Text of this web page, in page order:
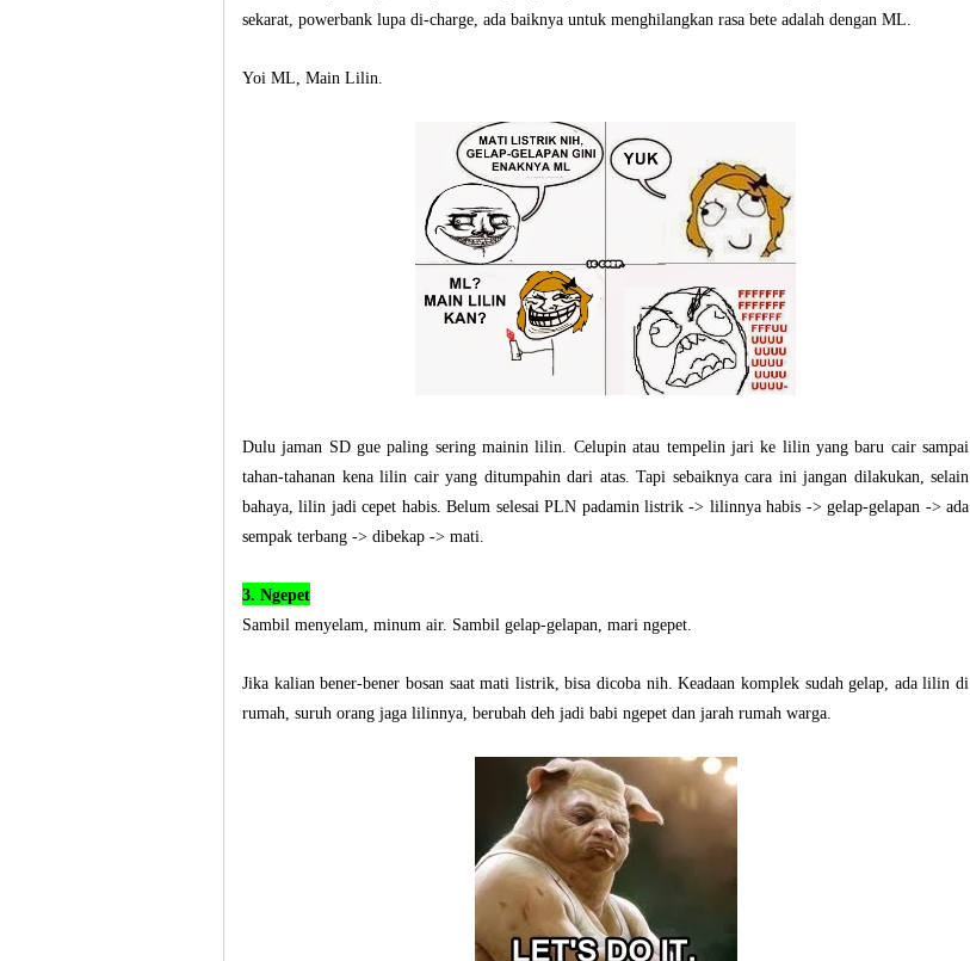
sekarat, powerbank lupa di-charge, ada baiknya untuk menghilangkan rasa bete adalah dengan ML.
Yoi ML, Main Lilin.
Dulu jaman SD gue paling sering mainin lilin. Celupin atau tempelin jari ke lilin yang baru cair sampai
tahan-tahanan kena lilin cair yang ditumpahin dari atas. Tapi sebaiknya cara ini jangan dilakukan, selain
bahaya, lilin jadi cepet habis. Belum selesai PLN padamin listrik -> lilinnya habis -> gelap-gelapan -> ada
sempak terbang -> dibekap -> mati.
3. Ngepet
Sambil menyelam, minum air. Sambil gelap-gelapan, mari ngepet.
Jika kalian bener-bener bosan saat mati listrik, bisa dicoba nih. Keadaan komplek sudah gelap, ada lilin di
rumah, suruh orang jaga lilinnya, berubah deh jadi babi ngepet dan jarah rumah warga.